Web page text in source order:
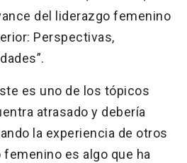
del liderazgo femenino
Perspectivas,
es uno de los tópicos
atrasado y debería
la experiencia de otros
femenino es algo que ha